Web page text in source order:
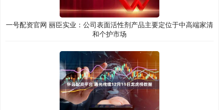
一号配资官网 丽臣实业：公司表面活性剂产品主要定位于中高端家清
和个护市场